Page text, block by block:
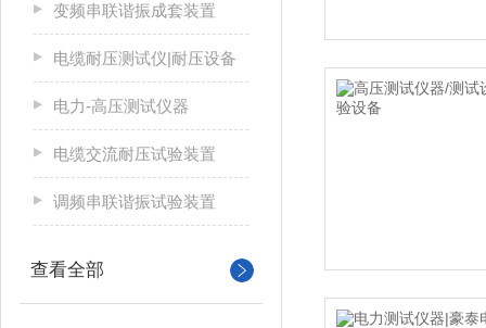
变频串联谐振成套装置
电缆耐压测试仪|耐压设备
电力-高压测试仪器
电缆交流耐压试验装置
调频串联谐振试验装置
查看全部